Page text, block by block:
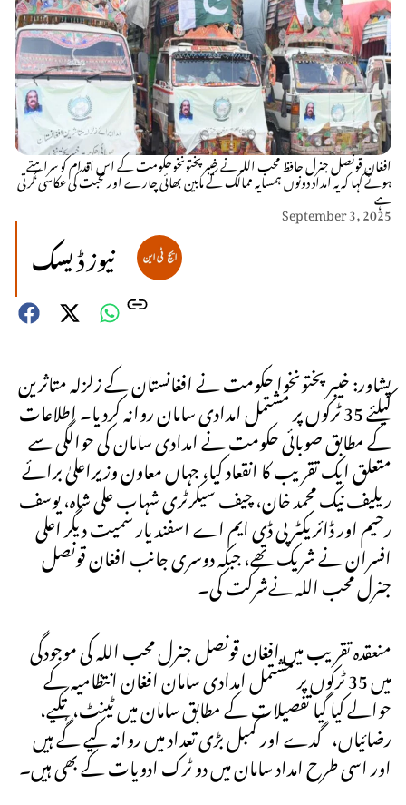
افغان قونصل جنرل حافظ محب اللہ نے خیبر پختونخوحکومت کے اس اقدام کو سراہتے
ہوئے کہا کہ یہ امداد دونوں ہمسایہ ممالک کے مابین بھائی چارے اور محبت کی عکاسی کرتی
ہے
September 3, 2025
نیوز ڈیسک
پشاور: خیبر پختونخوا حکومت نے افغانستان کے زلزلہ متاثرین
کیلئے 35 ٹرکوں پر مشتمل امدادی سامان روانہ کردیا۔ اطلاعات
کے مطابق صوبائی حکومت نے امدادی سامان کی حوالگی سے
متعلق ایک تقریب کا انقعاد کیا، جہاں معاون وزیراعلیٰ برائے
ریلیف نیک محمد خان، چیف سیکرٹری شہاب علی شاہ، یوسف
رحیم اور ڈائریکٹر پی ڈی ایم اے اسفند یار سمیت دیگر اعلی
افسران نے شریک تھے، جبکہ دوسری جانب افغان قونصل
جنرل محب اللہ نےشرکت کی۔
منعقدہ تقریب میں افغان قونصل جنرل محب اللہ کی موجودگی
میں 35 ٹرکوں پر مشتمل امدادی سامان افغان انتظامیہ کے
حوالے کیا گیا تفصیلات کے مطابق سامان میں ٹینٹ، تکیے،
رضائیاں، گدے اور کمبل بڑی تعداد میں روانہ کیے گٗے ہیں
اور اسی طرح امداد سامان میں دو ٹرک ادویات کے بھی ہیں۔